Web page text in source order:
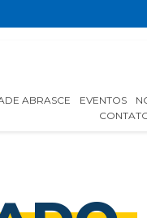
ABRASCE EVENTOS